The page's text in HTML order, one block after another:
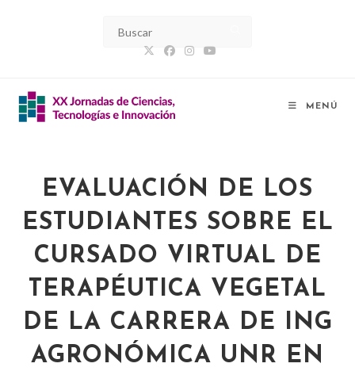
MENÚ
EVALUACIÓN DE LOS
ESTUDIANTES SOBRE EL
CURSADO VIRTUAL DE
TERAPÉUTICA VEGETAL
DE LA CARRERA DE ING
AGRONÓMICA UNR EN